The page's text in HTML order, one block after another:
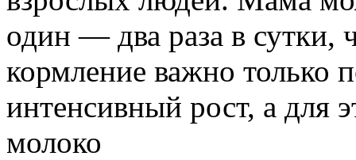
один — два раза в сутки,
кормление важно только
интенсивный рост, а для
молоко